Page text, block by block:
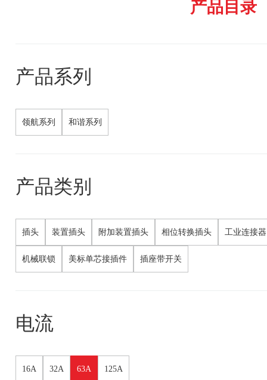
产品目录
产品系列
领航系列 和谐系列
产品类别
插头 装置插头 附加装置插头 相位转换插头 工业连接器
机械联锁 美标单芯接插件 插座带开关
电流
16A 32A 63A 125A